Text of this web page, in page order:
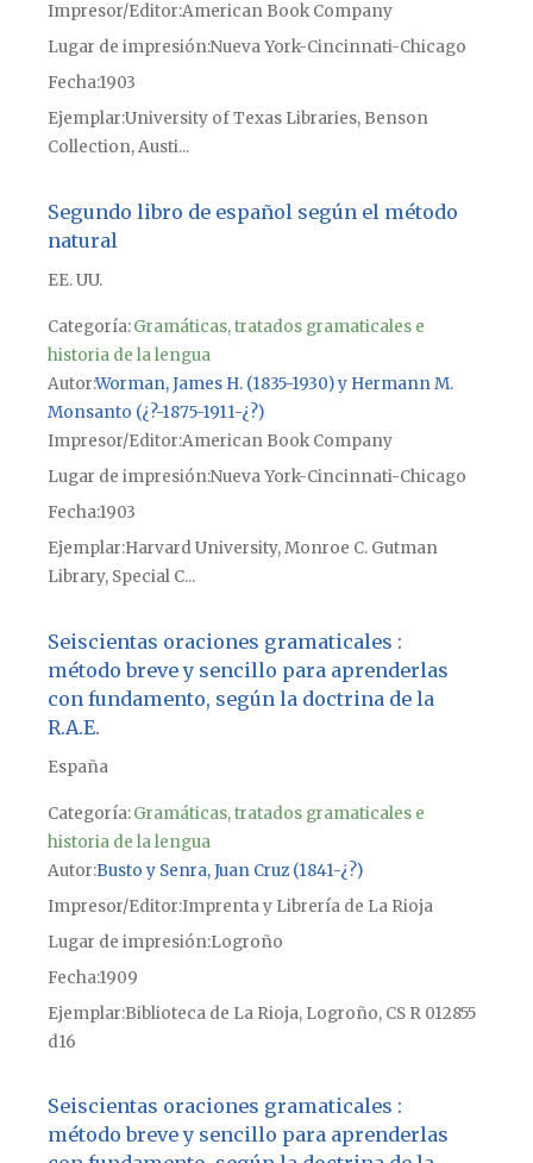
Impresor/Editor American Book Company
Lugar de impresiónNueva York-Cincinnati-Chicago
Fecha1903
Ejemplar University of Texas Libraries, Benson
Collection, Austi...
Segundo libro de español según el método
natural
EE. UU.
Categoría:Gramáticas, tratados gramaticales e
historia de la lengua
AutorWorman, James H. (1835-1930) y Hermann M.
Monsanto (¿?-1875-1911-¿?)
Impresor/Editor American Book Company
Lugar de impresiónNueva York-Cincinnati-Chicago
Fecha1903
Ejemplar Harvard University, Monroe C. Gutman
Library, Special C...
Seiscientas oraciones gramaticales :
método breve y sencillo para aprenderlas
con fundamento, según la doctrina de la
R.A.E.
España
Categoría:Gramáticas, tratados gramaticales e
historia de la lengua
Autor Busto y Senra, Juan Cruz (1841-¿?)
Impresor/Editor Imprenta y Librería de La Rioja
Lugar de impresiónLogroño
Fecha1909
Ejemplar Biblioteca de La Rioja, Logroño, CS R 012855
d16
Seiscientas oraciones gramaticales :
método breve y sencillo para aprenderlas